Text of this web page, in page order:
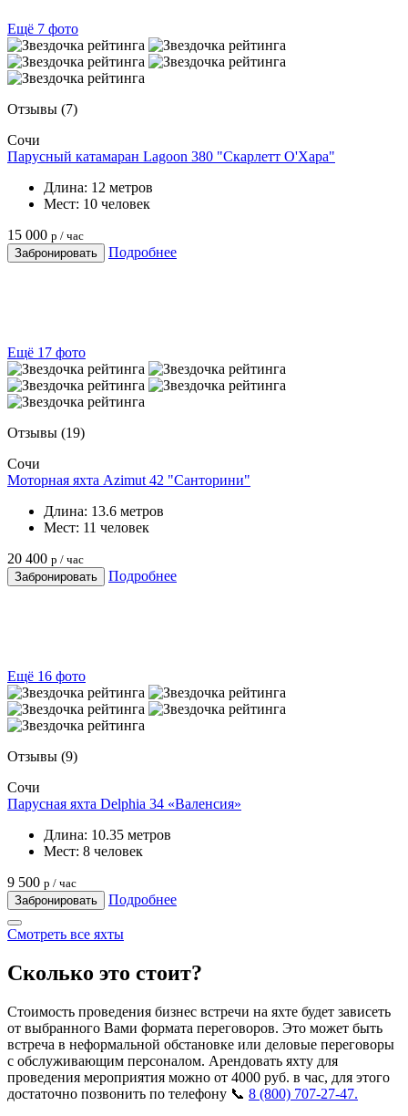
Ещё 7 фото
Отзывы (7)
Сочи
Парусный катамаран Lagoon 380 "Скарлетт О'Хара"
Длина: 12 метров
Мест: 10 человек
15 000 р / час
Забронировать
Подробнее
Ещё 17 фото
Отзывы (19)
Сочи
Моторная яхта Azimut 42 "Санторини"
Длина: 13.6 метров
Мест: 11 человек
20 400 р / час
Забронировать
Подробнее
Ещё 16 фото
Отзывы (9)
Сочи
Парусная яхта Delphia 34 «Валенсия»
Длина: 10.35 метров
Мест: 8 человек
9 500 р / час
Забронировать
Подробнее
Смотреть все яхты
Сколько это стоит?
Стоимость проведения бизнес встречи на яхте будет зависеть
от выбранного Вами формата переговоров. Это может быть
встреча в неформальной обстановке или деловые переговоры
с обслуживающим персоналом. Арендовать яхту для
проведения мероприятия можно от 4000 руб. в час, для этого
достаточно позвонить по телефону 📞 8 (800) 707-27-47.